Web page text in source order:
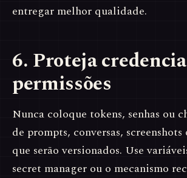
entregar melhor qualidade.
6. Proteja
permissões
Nunca coloque tokens, senhas ou
de prompts, conversas,
que serão versionados. Use
secret manager ou o mecanismo